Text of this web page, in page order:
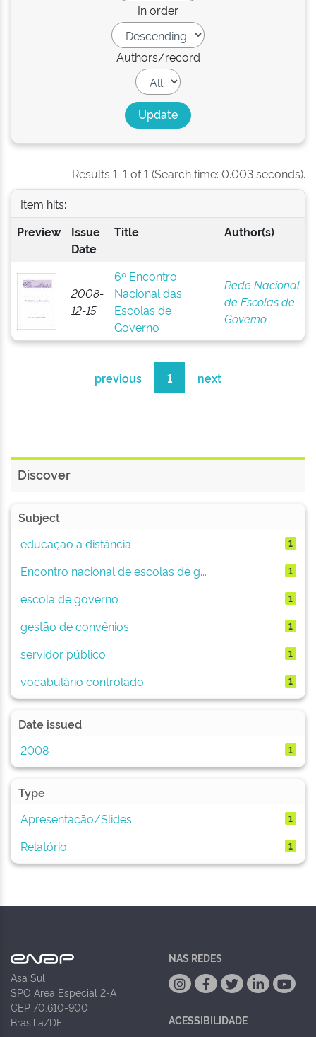
In order
Authors/record
Results 1-1 of 1 (Search time: 0.003 seconds).
Item hits:
Preview
Issue
Date
Title Author(s)
2008-
12-15
6º Encontro
Nacional das
Escolas de
Governo
Rede Nacional
de Escolas de
Governo
previous 1 next
Discover
Subject
educação a distância
1
Encontro nacional de escolas de g... 1
escola de governo 1
gestão de convênios 1
servidor público 1
vocabulário controlado 1
Date issued
2008
1
Type
Apresentação/Slides
1
Relatório 1
Asa Sul
SPO Área Especial 2-A
CEP 70.610-900
Brasília/DF
NAS REDES
ACESSIBILIDADE